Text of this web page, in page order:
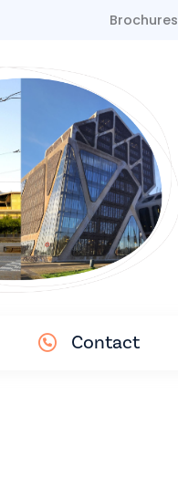
Brochures
Contact